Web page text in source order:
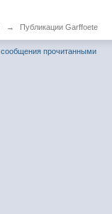
→ Публикации Garffoete
прочитанными